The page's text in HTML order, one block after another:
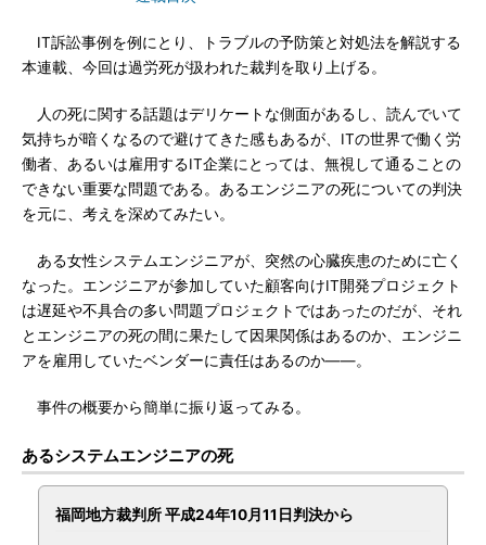
IT訴訟事例を例にとり、トラブルの予防策と対処法を解説する
本連載、今回は過労死が扱われた裁判を取り上げる。
人の死に関する話題はデリケートな側面があるし、読んでいて
気持ちが暗くなるので避けてきた感もあるが、ITの世界で働く労
働者、あるいは雇用するIT企業にとっては、無視して通ることの
できない重要な問題である。あるエンジニアの死についての判決
を元に、考えを深めてみたい。
ある女性システムエンジニアが、突然の心臓疾患のために亡く
なった。エンジニアが参加していた顧客向けIT開発プロジェクト
は遅延や不具合の多い問題プロジェクトではあったのだが、それ
とエンジニアの死の間に果たして因果関係はあるのか、エンジニ
アを雇用していたベンダーに責任はあるのか――。
事件の概要から簡単に振り返ってみる。
あるシステムエンジニアの死
福岡地方裁判所 平成24年10月11日判決から